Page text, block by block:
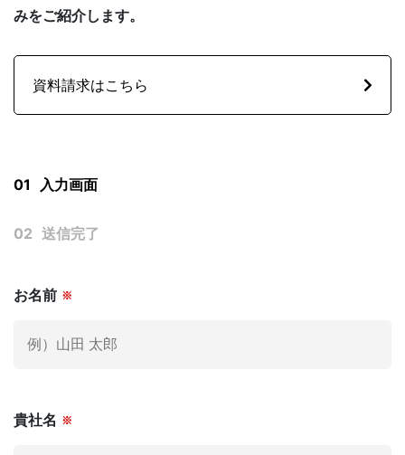
FAQ よくある質問
みをご紹介します。
資料請求はこちら
お名前 ※
貴社名 ※
01 入力画面
02 送信完了